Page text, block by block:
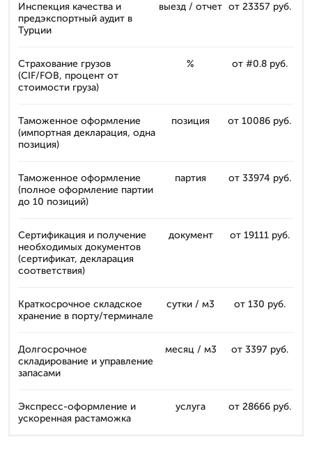
Инспекция качества и
предэкспортный аудит в
Турции
выезд / отчет от 23357 руб.
Страхование грузов
(CIF/FOB, процент от
стоимости груза)
% от #0.8 руб.
Таможенное оформление
(импортная декларация, одна
позиция)
позиция от 10086 руб.
Таможенное оформление
(полное оформление партии
до 10 позиций)
партия от 33974 руб.
Сертификация и получение
необходимых документов
(сертификат, декларация
соответствия)
документ от 19111 руб.
Краткосрочное складское
хранение в порту/терминале
сутки / м3 от 130 руб.
Долгосрочное
складирование и управление
запасами
месяц / м3 от 3397 руб.
Экспресс-оформление и
ускоренная растаможка
услуга от 28666 руб.